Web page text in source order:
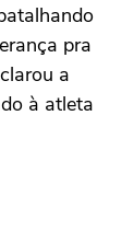
pra
a
à atleta